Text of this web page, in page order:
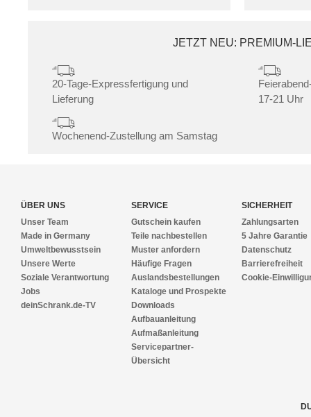
JETZT NEU: PREMIUM-
20-Tage-Expressfertigung und
Lieferung
17-21 Uhr
Wochenend-Zustellung am Samstag
ÜBER UNS
Unser Team
Made in Germany
Umweltbewusstsein
Unsere Werte
Soziale Verantwortung
Jobs
deinSchrank.de-TV
SERVICE
Gutschein kaufen
Teile nachbestellen
Muster anfordern
Häufige Fragen
Auslandsbestellungen
Kataloge und Prospekte
Downloads
Aufbauanleitung
Aufmaßanleitung
Servicepartner-
Übersicht
SICHERHEIT
Zahlungsarten
5 Jahre Garantie
Datenschutz
Barrierefreiheit
Cookie-